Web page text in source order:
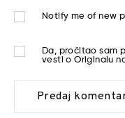
Notify me of new
Da, pročitao sam
vesti o Originalu